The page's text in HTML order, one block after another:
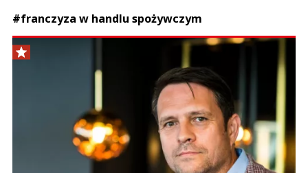
#franczyza w handlu spożywczym